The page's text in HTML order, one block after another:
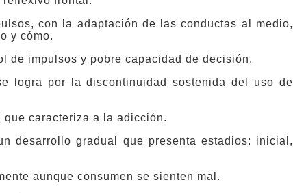
con la adaptación de las conductas al medio,
y cómo.
de impulsos y pobre capacidad de decisión.
logra por la discontinuidad sostenida del uso de
caracteriza a la adicción.
desarrollo gradual que presenta estadios: inicial,
aunque consumen se sienten mal.